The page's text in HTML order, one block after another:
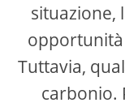
situazione,
Tuttavia,
carbonio.